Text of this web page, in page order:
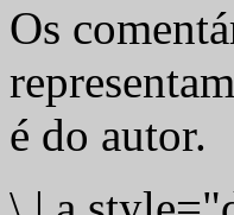
Os
é do autor.